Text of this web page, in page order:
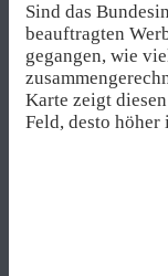
Sind das
beauftragten
gegangen, wie
Karte zeigt
Feld, desto höher